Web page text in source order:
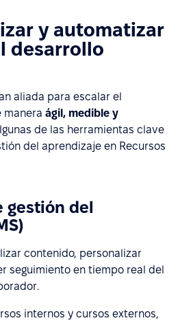
y automatizar
desarrollo
aliada para escalar el
manera ágil, medible y
de las herramientas clave
del aprendizaje en Recursos
gestión del
contenido, personalizar
seguimiento en tiempo real del
internos y cursos externos,